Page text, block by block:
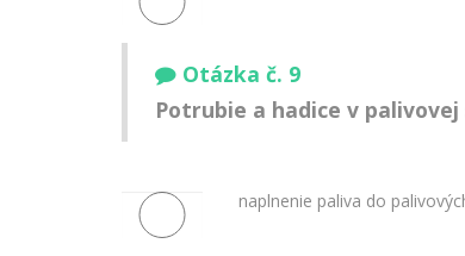
Otázka č. 9
Potrubie a hadice v palivovej
naplnenie paliva do